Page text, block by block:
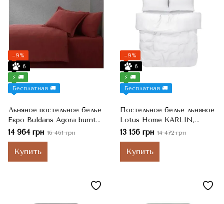
−9%
6
⚡ 🚚
Бесплатная 🚚
Льняное постельное белье
Евро Buldans Agora burnt
bordo 50% хлопок, 50%
лен, 200x220 см, 240x260
см, 50x70 см
14 964 грн 16 461 грн
Купить
−9%
6
⚡ 🚚
Бесплатная 🚚
Постельное белье льняное
Lotus Home KARLIN,
White Белый, Евро,
200x220 см, 260x280 см,
50x70 см
13 156 грн 14 472 грн
Купить